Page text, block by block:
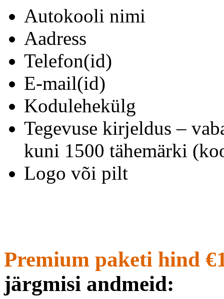
Autokooli nimi
Aadress
Telefon(id)
E-mail(id)
Kodulehekülg
Tegevuse kirjeldus –
kuni 1500 tähemärki
Logo või pilt
Premium paketi hind
järgmisi andmeid: